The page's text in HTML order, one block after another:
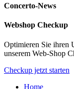
Concerto-News
Webshop Checkup
Optimieren Sie ihren
unserem Web-Shop
Checkup jetzt starten
Home